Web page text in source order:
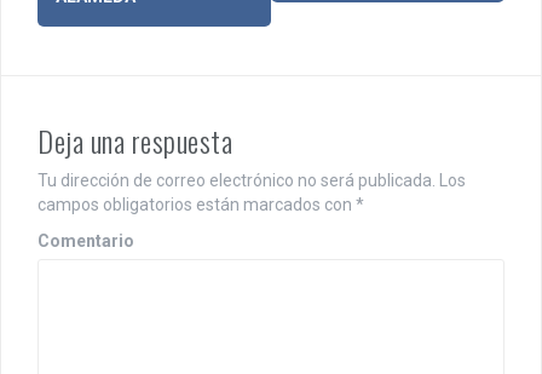
v
a
c
i
Deja una respuesta
Tu dirección de correo electrónico no será publicada.
Los
campos obligatorios están marcados con *
Comentario